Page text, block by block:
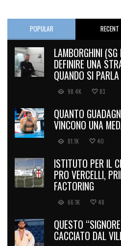
POPULAR RECENT
LAMBORGHINI
DEFINIRE UNA
QUANDO SI
98.4K 83
QUANTO
VINCONO UNA
81.1K 40
ISTITUTO PER IL
PRO VERCELLI,
FACTORING
66.1K 48
QUESTO
CACCIATO DAL